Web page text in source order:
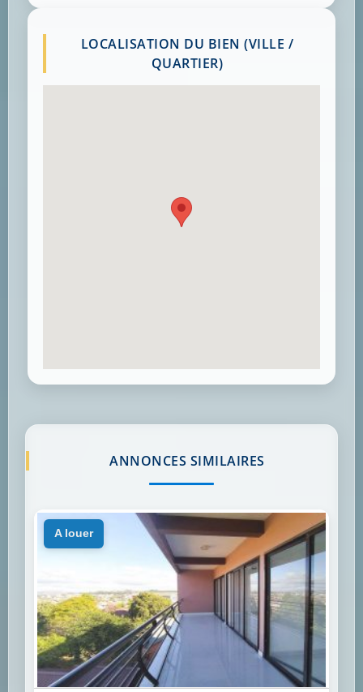
LOCALISATION DU BIEN (VILLE /
QUARTIER)
ANNONCES SIMILAIRES
a louer